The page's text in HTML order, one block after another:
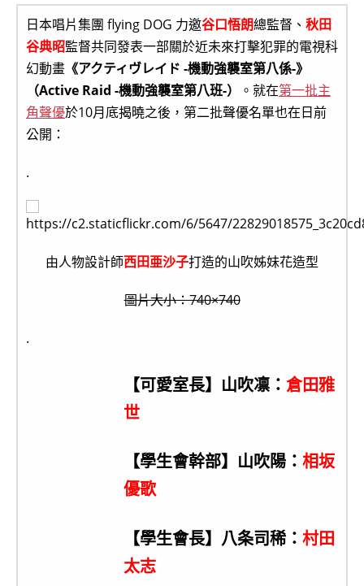
日本唱片集團 flying DOG 力邀谷口悟朗總監督、 秋田
谷典昭監督共同發表一部關於近未來打擊犯罪的電視科
幻動畫 《アクティヴレイド -機動強襲室第八係-》
（Active Raid -機動強襲室第八班-）
。就在第一批主
角聲優於10月底揭曉之後，第二批聲優名單也在日前
公開：
.
由人物設計師西田亜沙子打造的山吹姊妹花造型
圖片大小：740×740
.
【可愛室長】山吹凛： 倉田雅
世
【學生會幹部】山吹陽： 相坂
優歌
【學生會長】八条司稀： 村田
太志